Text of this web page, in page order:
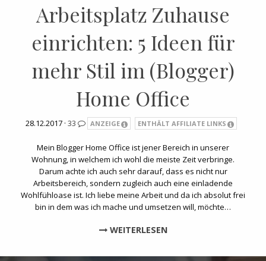
Arbeitsplatz Zuhause
einrichten: 5 Ideen für
mehr Stil im (Blogger)
Home Office
28.12.2017 · 33 ANZEIGE ENTHÄLT AFFILIATE LINKS
Mein Blogger Home Office ist jener Bereich in unserer
Wohnung, in welchem ich wohl die meiste Zeit verbringe.
Darum achte ich auch sehr darauf, dass es nicht nur
Arbeitsbereich, sondern zugleich auch eine einladende
Wohlfühloase ist. Ich liebe meine Arbeit und da ich absolut frei
bin in dem was ich mache und umsetzen will, möchte…
WEITERLESEN